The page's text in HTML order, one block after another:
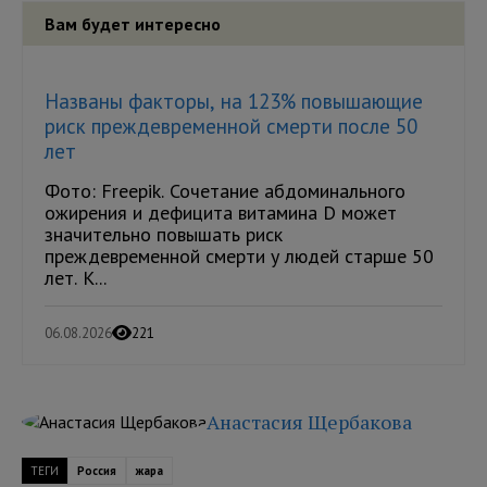
Вам будет интересно
Названы факторы, на 123% повышающие
риск преждевременной смерти после 50
лет
Фото: Freepik. Сочетание абдоминального
ожирения и дефицита витамина D может
значительно повышать риск
преждевременной смерти у людей старше 50
лет. К...
06.08.2026 221
Анастасия Щербакова
ТЕГИ Россия жара